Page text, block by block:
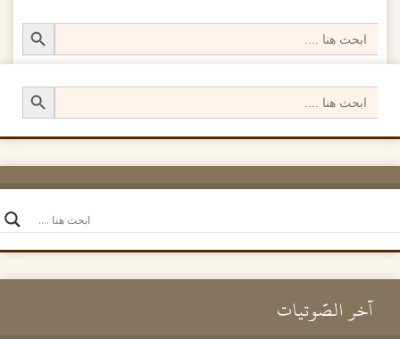
Search
for:
Search Button
Search
for:
Search Button
آخر الصَّوتيات